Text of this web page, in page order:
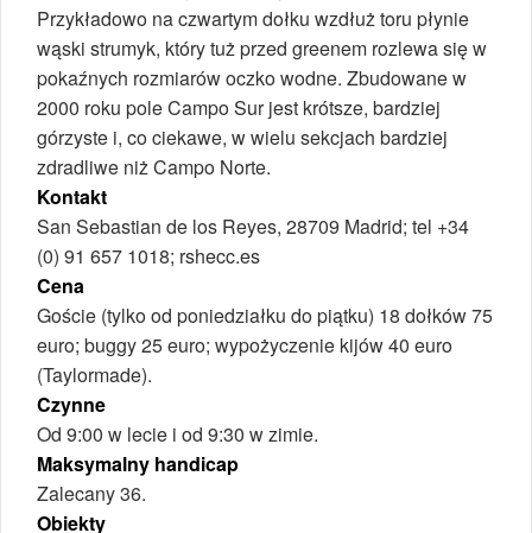
Przykładowo na czwartym dołku wzdłuż toru płynie
wąski strumyk, który tuż przed greenem rozlewa się w
pokaźnych rozmiarów oczko wodne. Zbudowane w
2000 roku pole Campo Sur jest krótsze, bardziej
górzyste i, co ciekawe, w wielu sekcjach bardziej
zdradliwe niż Campo Norte.
Kontakt
San Sebastian de los Reyes, 28709 Madrid; tel +34
(0) 91 657 1018; rshecc.es
Cena
Goście (tylko od poniedziałku do piątku) 18 dołków 75
euro; buggy 25 euro; wypożyczenie kijów 40 euro
(Taylormade).
Czynne
Od 9:00 w lecie i od 9:30 w zimie.
Maksymalny handicap
Zalecany 36.
Obiekty